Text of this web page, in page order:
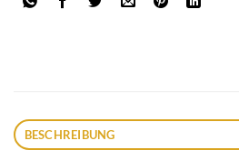
BESCHREIBUNG